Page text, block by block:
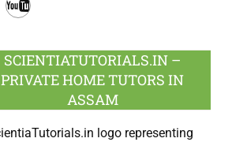
SCIENTIATUTORIALS.IN –
PRIVATE HOME TUTORS IN
ASSAM